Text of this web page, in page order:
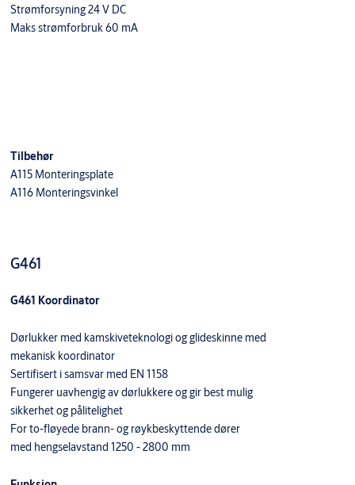
Strømforsyning 24 V DC
Maks strømforbruk 60 mA
Tilbehør
A115 Monteringsplate
A116 Monteringsvinkel
G461
G461 Koordinator
Dørlukker med kamskiveteknologi og glideskinne med
mekanisk koordinator
Sertifisert i samsvar med EN 1158
Fungerer uavhengig av dørlukkere og gir best mulig
sikkerhet og pålitelighet
For to-fløyede brann- og røykbeskyttende dører
med hengselavstand 1250 - 2800 mm